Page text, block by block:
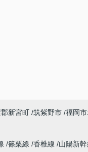
新宮町 筑紫野市 福岡
篠栗線 香椎線
山陽新